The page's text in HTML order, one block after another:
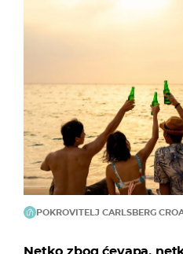
POKROVITELJ CARLSBERG